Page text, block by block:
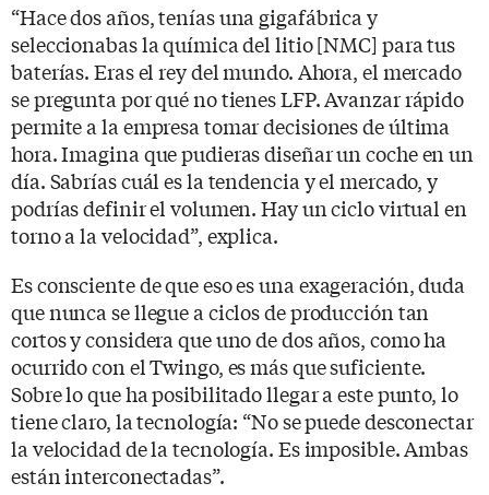
“Hace dos años, tenías una gigafábrica y
seleccionabas la química del litio [NMC] para tus
baterías. Eras el rey del mundo. Ahora, el mercado
se pregunta por qué no tienes LFP. Avanzar rápido
permite a la empresa tomar decisiones de última
hora. Imagina que pudieras diseñar un coche en un
día. Sabrías cuál es la tendencia y el mercado, y
podrías definir el volumen. Hay un ciclo virtual en
torno a la velocidad”, explica.
Es consciente de que eso es una exageración, duda
que nunca se llegue a ciclos de producción tan
cortos y considera que uno de dos años, como ha
ocurrido con el Twingo, es más que suficiente.
Sobre lo que ha posibilitado llegar a este punto, lo
tiene claro, la tecnología: “No se puede desconectar
la velocidad de la tecnología. Es imposible. Ambas
están interconectadas”.